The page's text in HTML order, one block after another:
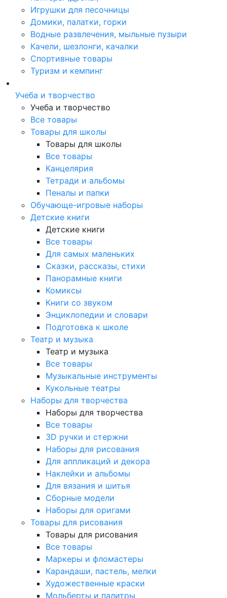
Игрушки для песочницы
Домики, палатки, горки
Водные развлечения, мыльные пузыри
Качели, шезлонги, качалки
Спортивные товары
Туризм и кемпинг
Учеба и творчество
Учеба и творчество
Все товары
Товары для школы
Товары для школы
Все товары
Канцелярия
Тетради и альбомы
Пеналы и папки
Обучающе-игровые наборы
Детские книги
Детские книги
Все товары
Для самых маленьких
Сказки, рассказы, стихи
Панорамные книги
Комиксы
Книги со звуком
Энциклопедии и словари
Подготовка к школе
Театр и музыка
Театр и музыка
Все товары
Музыкальные инструменты
Кукольные театры
Наборы для творчества
Наборы для творчества
Все товары
3D ручки и стержни
Наборы для рисования
Для аппликаций и декора
Наклейки и альбомы
Для вязания и шитья
Сборные модели
Наборы для оригами
Товары для рисования
Товары для рисования
Все товары
Маркеры и фломастеры
Карандаши, пастель, мелки
Художественные краски
Мольберты и палитры